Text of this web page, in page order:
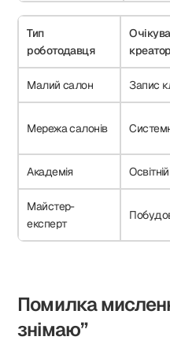
Тип
роботодавця
Малий салон Запис
Мережа салонів
Академія
Майстер-
експерт
Помилка
знімаю”